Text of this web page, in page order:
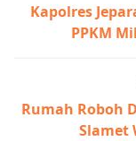
Kapolres
PPKM
Rumah Roboh
Slamet